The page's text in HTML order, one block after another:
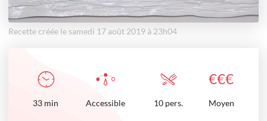
Recette créée le samedi 17 août 2019 à 23h04
€€€
33 min Accessible 10 pers. Moyen